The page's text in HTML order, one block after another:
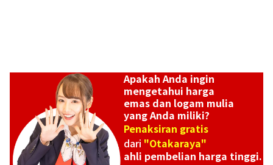
Apakah Anda ingin
mengetahui harga
emas dan logam mulia
yang Anda miliki?
Penaksiran gratis
dari "Otakaraya"
ahli pembelian harga tinggi.